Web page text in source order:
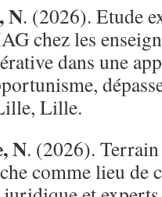
N. (2026). Etude
chez les
dans une
Lille.
N. (2026).
comme lieu de